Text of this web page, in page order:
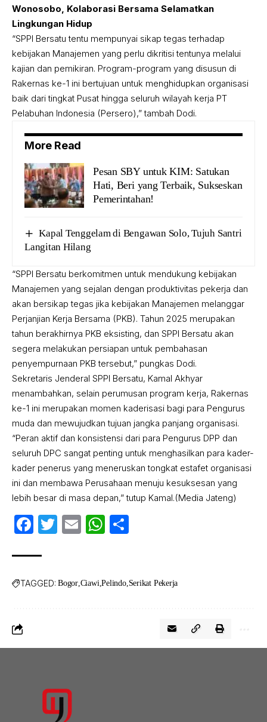
Wonosobo, Kolaborasi Bersama Selamatkan
Lingkungan Hidup
“SPPI Bersatu tentu mempunyai sikap tegas terhadap
kebijakan Manajemen yang perlu dikritisi tentunya melalui
kajian dan pemikiran. Program-program yang disusun di
Rakernas ke-1 ini bertujuan untuk menghidupkan organisasi
baik dari tingkat Pusat hingga seluruh wilayah kerja PT
Pelabuhan Indonesia (Persero),” tambah Dodi.
More Read
Pesan SBY untuk KIM: Satukan
Hati, Beri yang Terbaik, Sukseskan
Pemerintahan!
Kapal Tenggelam di Bengawan Solo, Tujuh Santri
Langitan Hilang
“SPPI Bersatu berkomitmen untuk mendukung kebijakan
Manajemen yang sejalan dengan produktivitas pekerja dan
akan bersikap tegas jika kebijakan Manajemen melanggar
Perjanjian Kerja Bersama (PKB). Tahun 2025 merupakan
tahun berakhirnya PKB eksisting, dan SPPI Bersatu akan
segera melakukan persiapan untuk pembahasan
penyempurnaan PKB tersebut,” pungkas Dodi.
Sekretaris Jenderal SPPI Bersatu, Kamal Akhyar
menambahkan, selain perumusan program kerja, Rakernas
ke-1 ini merupakan momen kaderisasi bagi para Pengurus
muda dan mewujudkan tujuan jangka panjang organisasi.
“Peran aktif dan konsistensi dari para Pengurus DPP dan
seluruh DPC sangat penting untuk menghasilkan para kader-
kader penerus yang meneruskan tongkat estafet organisasi
ini dan membawa Perusahaan menuju kesuksesan yang
lebih besar di masa depan,” tutup Kamal.(Media Jateng)
Facebook
Twitter
EmailWhatsApp
TAGGED: Bogor Ciawi Pelindo Serikat Pekerja